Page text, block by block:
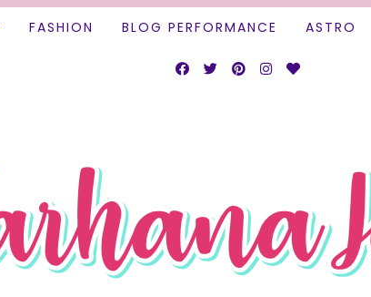
FASHION BLOG PERFORMANCE ASTRO